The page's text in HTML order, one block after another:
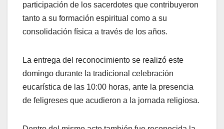
participación de los sacerdotes que contribuyeron
tanto a su formación espiritual como a su
consolidación física a través de los años.
La entrega del reconocimiento se realizó este
domingo durante la tradicional celebración
eucarística de las 10:00 horas, ante la presencia
de feligreses que acudieron a la jornada religiosa.